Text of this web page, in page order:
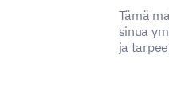
Tämä
sinua
ja